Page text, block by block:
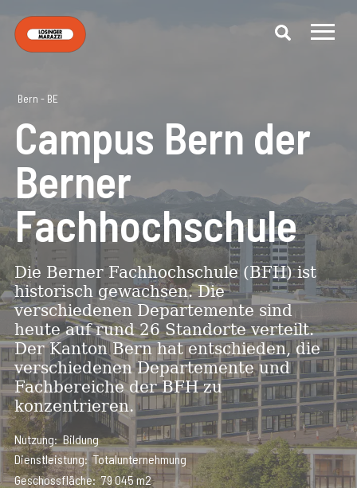
Bern - BE
Campus Bern der
Berner
Fachhochschule
Die Berner Fachhochschule (BFH) ist
historisch gewachsen. Die
verschiedenen Departemente sind
heute auf rund 26 Standorte verteilt.
Der Kanton Bern hat entschieden, die
verschiedenen Departemente und
Fachbereiche der BFH zu
konzentrieren.
Nutzung
Bildung
Dienstleistung Totalunternehmung
Geschossfläche
79 045 m2